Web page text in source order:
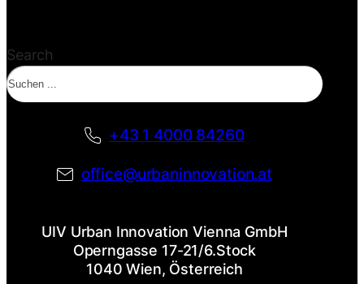
Search
+43 1 4000 84260
office@urbaninnovation.at
UIV Urban Innovation Vienna GmbH
Operngasse 17-21/6.Stock
1040 Wien, Österreich